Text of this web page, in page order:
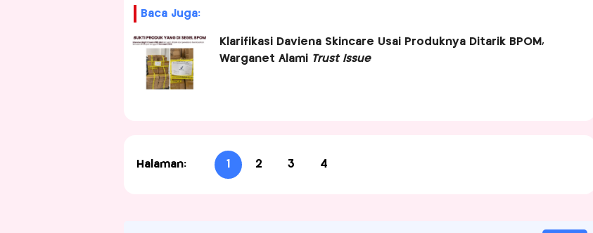
Baca Juga:
Klarifikasi Daviena Skincare Usai Produknya Ditarik BPOM,
Warganet Alami Trust Issue
Halaman: 1 2 3 4